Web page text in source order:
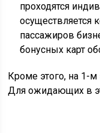
проходятся
осуществляется
пассажиров
бонусных карт
Кроме этого, на 1-м
Для ожидающих в